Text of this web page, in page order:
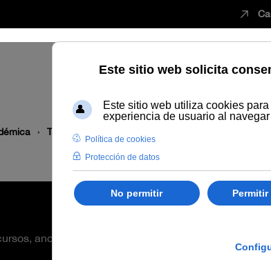
Temática
anotaciones, colaboración, audios, vídeos